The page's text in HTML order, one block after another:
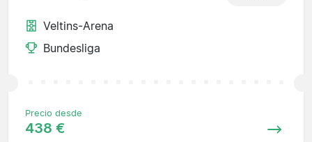
Veltins-Arena
Bundesliga
Precio desde
438 €